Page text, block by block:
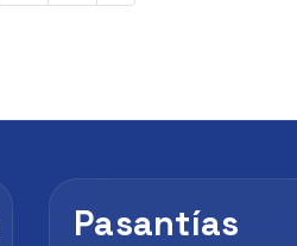
Pasantías